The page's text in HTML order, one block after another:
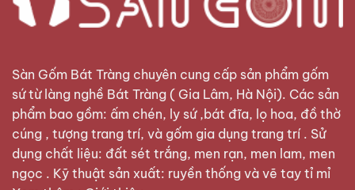
Sàn Gốm Bát Tràng chuyên cung cấp sản phẩm gốm
sứ từ làng nghề Bát Tràng ( Gia Lâm, Hà Nội). Các sản
phẩm bao gồm: ấm chén, ly sứ ,bát đĩa, lọ hoa, đồ thờ
cúng , tượng trang trí, và gốm gia dụng trang trí . Sử
dụng chất liệu: đất sét trắng, men rạn, men lam, men
ngọc . Kỹ thuật sản xuất: ruyền thống và vẽ tay tỉ mỉ